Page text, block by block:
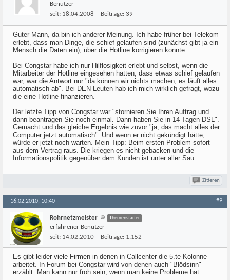
Benutzer
seit: 18.04.2008 Beiträge: 39
Guter Mann, da bin ich anderer Meinung. Ich habe früher bei Telekom
erlebt, dass man Dinge, die schief gelaufen sind (zunächst gibt ja ein
Mensch die Daten ein), über die Hotline korrigieren konnte.
Bei Congstar habe ich nur Hilflosigkeit erlebt und selbst, wenn die
Mitarbeiter der Hotline eingesehen hatten, dass etwas schief gelaufen
war, war die Antwort nur "da können wir nichts machen, es läuft alles
automatisch ab". Bei DEN Leuten hab ich mich wirklich gefragt, wozu
die eine Hotline finanzieren.
Der letzte Tipp von Congstar war "stornieren Sie Ihren Auftrag und
dann beantragen Sie noch einmal. Dann haben Sie in 14 Tagen DSL".
Gemacht und das gleiche Ergebnis wie zuvor "ja, das macht alles der
Computer jetzt automatisch". Und wenn er nicht gekündigt hätte,
würde er jetzt noch warten. Mein Tipp: Beim ersten Problem sofort
aus dem Vertrag raus. Die kriegen es nicht gebacken und die
Informationspolitik gegenüber dem Kunden ist unter aller Sau.
Zitieren
16.02.2010, 10:40 #9
Rohrnetzmeister Themenstarter
erfahrener Benutzer
seit: 14.02.2010 Beiträge: 1.152
Es gibt leider viele Firmen in denen in Callcenter die 5.te Kolonne
arbeitet. In Forum bei Congstar wird von denen auch "Blödsinn"
erzählt. Man kann nur froh sein, wenn man keine Probleme hat.